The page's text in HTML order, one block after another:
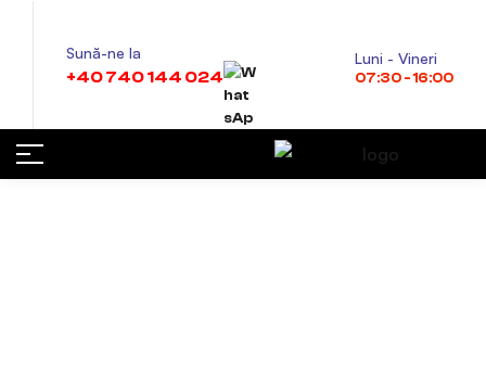
Sună-ne la
+40 740 144 024
Luni - Vineri
07:30 - 16:00